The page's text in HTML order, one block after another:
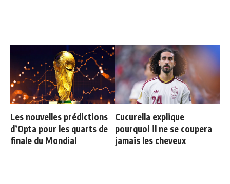
Les nouvelles prédictions
d’Opta pour les quarts de
finale du Mondial
Cucurella explique
pourquoi il ne se coupera
jamais les cheveux